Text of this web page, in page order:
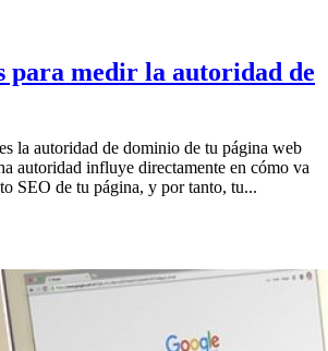
para medir la autoridad de
la autoridad de dominio de tu página web
autoridad influye directamente en cómo va
SEO de tu página, y por tanto, tu...